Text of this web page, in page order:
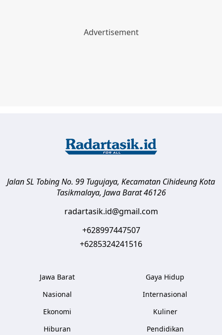
Jalan SL Tobing No. 99 Tugujaya, Kecamatan CihideungKota
Tasikmalaya, Jawa Barat 46126
radartasik.id@gmail.com
+628997447507
+6285324241516
Jawa Barat
Nasional
Ekonomi
Hiburan
Gaya Hidup
Internasional
Kuliner
Pendidikan